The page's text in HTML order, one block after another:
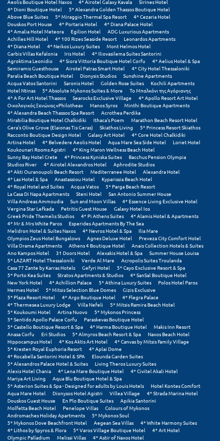
Τολό
Τριζόνια Φωκίδος
Τρίκαλα
Τρίκαλα Κορινθίας
Τρίπολη
Τυρός
Υ
Ύδρα
Φ
Φιλιατρά Μεσσηνίας
Φλώρινα
Φοινικούντα
Χ
Χαλκίδα
Χαλκιδική
Χανιά
Χερσόνησος
Χερσόνησος Άθως
Χίος
Χράνοι Μεσσηνίας
Ψ
Ψαθόπυργος
Aeolis Boutique Hotel Naxos 4* Airotel Galaxy Kavala
Sirines Hotel
4* Dioni Boutique Hotel
5* Alexandra Golden Thassos Boutique Hotel
Above Blue Suites
5* Miraggio Thermal Spa Resort
4* Cezaria Hotel
Douskos Port House
4* Portaria Hotel
4* Diana Palace Hotel
4* Amalia Hotel Meteora
Egilion Hotel
ADG Luxurious Apartments
Achilles Hill Hotel
4* 100 Rizes Seaside Resort
Leonardos Apartments
4* Diana Hotel
4* Neikos Luxury Suites
Mont Helmos Hotel
Garbis Villas Kefalonia
Iris Hotel
4* Iliovasilema Suites Santorini
Agroktima Leonidio
4* Siora Vittoria Boutique Hotel Corfu
4* Aelius Hotel & Spa
Semiramis Guesthouse
Airotel Patras Smart Hotel
4* City Hotel Thessaloniki
Paralia Beach Boutique Hotel
Dionysis Studios
Sunshine Apartments
Acqua Vatos Santorini
Saronis Hotel Golden Rose Suites
Kochili Apartments
Hotel Ntinas
5* Absolute Mykonos Suites & More
Το Μπαλκόνι της Αγόριανης
4* A For Art Hotel Thassos
Searocks Exclusive Village
4* Apollo Resort Art Hotel
Οικολογικός Ξενώνας «Philothea»
Manos Syros
Minthi Boutique Apartments
4* Alexandra Beach Thassos Spa Resort
Acrothea Perdika
Mirabilia Boutique Hotel Chalkidiki
Ithaca's Poem
Marathon Beach Resort Hotel
Gera's Olive Grove (Elaionas Tis Geras)
Skiathos Living
5* Princess Resort Skiathos
Racconto Boutique Design Hotel
Galaxy Art Hotel
4* Core Hotel Chalkidiki
Artina Hotel
4* Belvedere Aeolis Hotel Aqua Mare Sea Side Hotel
Loriet Hotel
Koukounari Rooms Agistri
4* King Maron Wellness Beach Hotel
Sunny Bay Hotel Crete
4* Princess Kyniska Suites
Bacchus Pension Olympia
Studios River
4* Airotel Alexandros Hotel
Aphrodite Studios
4* Akti Ouranoupoli Beach Resort
Mediterranee Hotel
Alexandra Hotel
4* Las Hotel & Spa
Anastassiou Hotel
Kyparissia Beach Hotel
4* Royal Hotel and Suites
Acqua Vatos
5* Parga Beach Resort
La Casa Di Napa Apartments
Steni Hotel
San Antonio Summer House
Villa Andreas Ammoudia
Sun and Moon Villas
4* Essence Living Exclusive Hotel
Vergina Star Lefkada
Petritis Guest House
Galaxy Hotel Ios
Greek Pride Themelis Studios
4* Pi Athens Suites
4* Alamis Hotel & Apartments
4* Mr & Mrs White Paros
Esperides Apartments By The Sea
Melidron Hotel & Suites Naxos
4* Nevros Hotel & Spa
Ilia Mare
Olympios Zeus Hotel Bungalows
Agnes Deluxe Hotel
Preveza City Comfort Hotel
Villa Orama Apartments
Athens 4 Boutique Hotel
Anais Collection Hotels & Suites
Ano Kampos Hotel
31 Doors Hotel Alexakis Hotel & Spa
Summer House Louisa
5* LAZART Hotel Thessaloniki
Verde Al Mare
Acropolis Suites Troulanda
Casa 77 Zante by Karras Hotels
Gefyri Hotel
5* Cayo Exclusive Resort & Spa
5* Porto Kea Suites
Stratos Apartments & Studios
4* SanSal Boutique Hotel
New York Hotel
4* Achillion Palace 5* Athina Luxury Suites
Polos Hotel Paros
Hermes Hotel
5* Mitsis Selection Blue Domes
Gizis Exclusive
5* Plaza Resort Hotel
4* Argo Boutique Hotel
4* Flegra Palace
4* Thermesea Luxury Lodge
Villa Nefeli
5* Mitsis Ramira Beach Hotel
5* Koukoumi Hotel
Artina Nuovo
5* Mykonos Princess
5* Sentido Apollo Palace Corfu
Paraskevas Boutique Hotel
5* Castello Boutique Resort & Spa
4* Harma Boutique Hotel
Makis Inn Resort
Anasa Corfu
Eri Studios 5* Almyros Beach Resort & Spa
Naxos Beach Hotel
Hippocampus Hotel
4* Kos Aktis Art Hotel
4* Canvas by Mitsis Family Village
5* Kresten Royal Euphoria Resort
4* Aplai Dome
4* Rocabella Santorini Hotel & SPA
Elounda Garden Suites
5* Alexandros Palace Hotel & Suites
Living Theros Luxury Suites
Alexis Hotel Chania
4* Lena Mare Boutique Hotel
4* Civitel Akali Hotel
Mariya Art Living
Aqua Blu Boutique Hotel & Spa
5* Asterion Suites & Spa - Designed for adults by Louis Hotels
Hotel Kontes Comfort
Aqua Mare Hotel
Dionysos Hotel Agistri Villea Village
4* Strada Marina Hotel
Douskos Guest House
En Plo Boutique Suites
Apikia Santorini
Molfetta Beach Hotel
Penelope Villas
Colours of Mykonos
Andromaches Holiday Apartments
5* Mykonos Soul
5* Mykonos Dove Beachfront Hotel
Aegean Sea Villas
4* White Harmony Suites
4* Lithos by Spyros & Flora
5* Varos Village Boutique Hotel
4* Art Hotel
Olympic Palladium
Melissi Villas 4* Astir of Naxos Hotel